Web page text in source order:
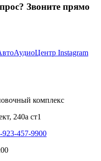
Звоните прямо
комплекс
240а ст1
923-457-9900